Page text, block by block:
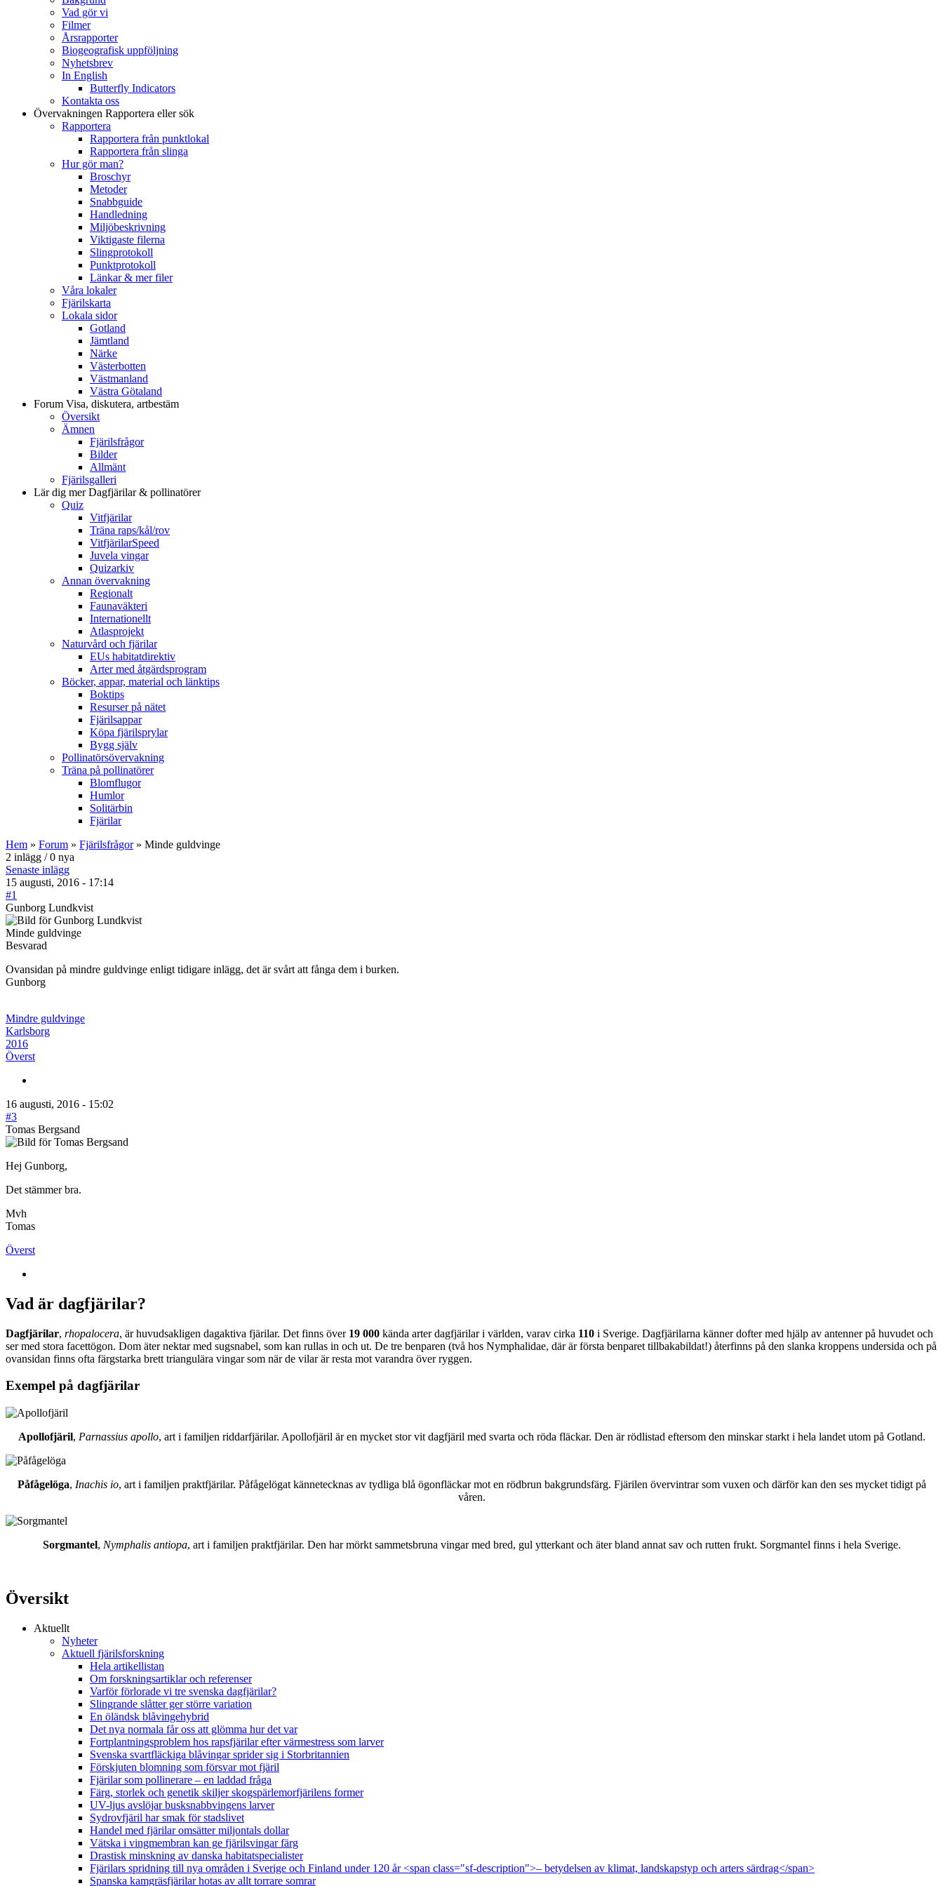
Vad gör vi
Filmer
Årsrapporter
Biogeografisk uppföljning
Nyhetsbrev
In English
Butterfly Indicators
Kontakta oss
Övervakningen Rapportera eller sök
Rapportera
Rapportera från punktlokal
Rapportera från slinga
Hur gör man?
Broschyr
Metoder
Snabbguide
Handledning
Miljöbeskrivning
Viktigaste filerna
Slingprotokoll
Punktprotokoll
Länkar & mer filer
Våra lokaler
Fjärilskarta
Lokala sidor
Gotland
Jämtland
Närke
Västerbotten
Västmanland
Västra Götaland
Forum Visa, diskutera, artbestäm
Översikt
Ämnen
Fjärilsfrågor
Bilder
Allmänt
Fjärilsgalleri
Lär dig merDagfjärilar & pollinatörer
Quiz
Vitfjärilar
Träna raps/kål/rov
VitfjärilarSpeed
Juvela vingar
Quizarkiv
Annan övervakning
Regionalt
Faunaväkteri
Internationellt
Atlasprojekt
Naturvård och fjärilar
EUs habitatdirektiv
Arter med åtgärdsprogram
Böcker, appar, material och länktips
Boktips
Resurser på nätet
Fjärilsappar
Köpa fjärilsprylar
Bygg själv
Pollinatörsövervakning
Träna på pollinatörer
Blomflugor
Humlor
Solitärbin
Fjärilar
Hem » Forum » Fjärilsfrågor» Minde guldvinge
2 inlägg / 0 nya
Senaste inlägg
15 augusti, 2016 - 17:14
#1
Gunborg Lundkvist
Minde guldvinge
Besvarad
Ovansidan på mindre guldvinge enligt tidigare inlägg, det är svårt att fånga dem i burken.
Gunborg
Mindre guldvinge
Karlsborg
2016
Överst
16 augusti, 2016 - 15:02
#3
Tomas Bergsand
Hej Gunborg,
Det stämmer bra.
Mvh
Tomas
Överst
Vad är dagfjärilar?
Dagfjärilar, rhopalocera, är huvudsakligen dagaktiva fjärilar. Det finns över 19 000 kända arter dagfjärilar i världen, varav cirka 110 i Sverige. Dagfjärilarna känner dofter med hjälp av antenner på huvudet och
ser med stora facettögon. Dom äter nektar med sugsnabel, som kan rullas in och ut. De tre benparen (två hos Nymphalidae, där är första benparet tillbakabildat!) återfinns på den slanka kroppens undersida och på
ovansidan finns ofta färgstarka brett triangulära vingar som när de vilar är resta mot varandra över ryggen.
Exempel på dagfjärilar
Apollofjäril, Parnassius apollo, art i familjen riddarfjärilar. Apollofjäril är en mycket stor vit dagfjäril med svarta och röda fläckar. Den är rödlistad eftersom den minskar starkt i hela landet utom på Gotland.
Påfågelöga, Inachis io, art i familjen praktfjärilar. Påfågelögat kännetecknas av tydliga blå ögonfläckar mot en rödbrun bakgrundsfärg. Fjärilen övervintrar som vuxen och därför kan den ses mycket tidigt på
våren.
Sorgmantel, Nymphalis antiopa, art i familjen praktfjärilar. Den har mörkt sammetsbruna vingar med bred, gul ytterkant och äter bland annat sav och rutten frukt. Sorgmantel finns i hela Sverige.
Översikt
Aktuellt
Nyheter
Aktuell fjärilsforskning
Hela artikellistan
Om forskningsartiklar och referenser
Varför förlorade vi tre svenska dagfjärilar?
Slingrande slåtter ger större variation
En öländsk blåvingehybrid
Det nya normala får oss att glömma hur det var
Fortplantningsproblem hos rapsfjärilar efter värmestress som larver
Svenska svartfläckiga blåvingar sprider sig i Storbritannien
Förskjuten blomning som försvar mot fjäril
Fjärilar som pollinerare – en laddad fråga
Färg, storlek och genetik skiljer skogspärlemorfjärilens former
UV-ljus avslöjar busksnabbvingens larver
Sydrovfjäril har smak för stadslivet
Handel med fjärilar omsätter miljontals dollar
Vätska i vingmembran kan ge fjärilsvingar färg
Drastisk minskning av danska habitatspecialister
Fjärilars spridning till nya områden i Sverige och Finland under 120 år <span class="sf-description">– betydelsen av klimat, landskapstyp och arters särdrag</span>
Spanska kamgräsfjärilar hotas av allt torrare somrar